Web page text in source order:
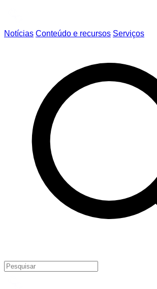
Notícias Conteúdo e recursos Serviços